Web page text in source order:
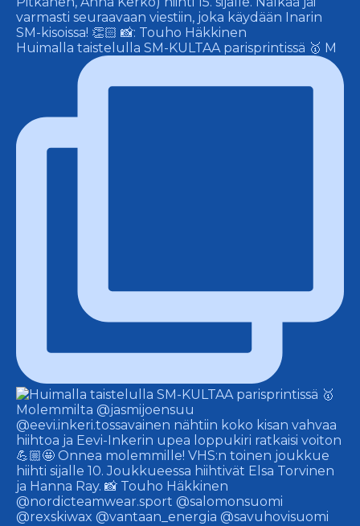
Huimalla taistelulla SM-KULTAA parisprintissä 🥇 M